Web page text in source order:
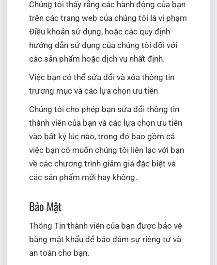
Chúng tôi thấy rằng các hành động của bạn
trên các trang web của chúng tôi là vi phạm
Điều khoản sử dụng, hoặc các quy định
hướng dẫn sử dụng của chúng tôi đối với
các sản phẩm hoặc dịch vụ nhất định.
Việc bạn có thể sửa đổi và xóa thông tin
trương mục và các lựa chọn ưu tiên
Chúng tôi cho phép bạn sửa đổi thông tin
thành viên của bạn và các lựa chọn ưu tiên
vào bất kỳ lúc nào, trong đó bao gồm cả
việc bạn có muốn chúng tôi liên lạc với bạn
về các chương trình giảm giá đặc biệt và
các sản phẩm mới hay không.
Bảo Mật
Thông Tin thành viên của bạn được bảo vệ
bằng mật khẩu để bảo đảm sự riêng tư và
an toàn cho bạn.